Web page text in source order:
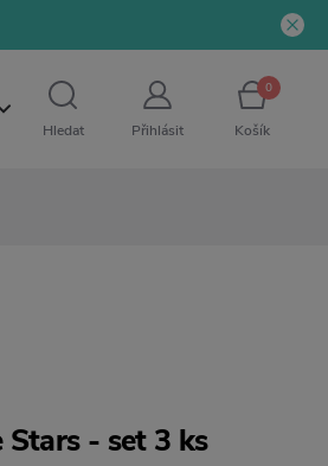
Hledat Přihlásit
0
Košík
- set 3 ks